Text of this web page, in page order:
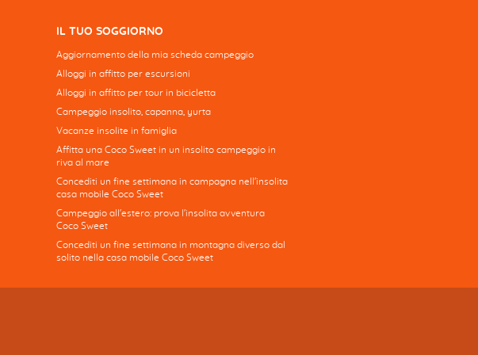
IL TUO SOGGIORNO
Aggiornamento della mia scheda campeggio
Alloggi in affitto per escursioni
Alloggi in affitto per tour in bicicletta
Campeggio insolito, capanna, yurta
Vacanze insolite in famiglia
Affitta una Coco Sweet in un insolito campeggio in
riva al mare
Concediti un fine settimana in campagna nell'insolita
casa mobile Coco Sweet
Campeggio all'estero: prova l'insolita avventura
Coco Sweet
Concediti un fine settimana in montagna diverso dal
solito nella casa mobile Coco Sweet